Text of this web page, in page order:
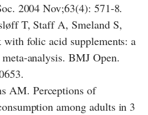
2004 Nov;63(4): 571-8.
T, Staff A, Smeland S,
folic acid supplements: a
analysis. BMJ Open.
AM. Perceptions of
among adults in 3